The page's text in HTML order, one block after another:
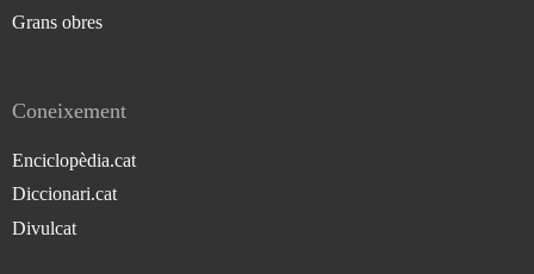
Grans obres
Coneixement
Enciclopèdia.cat
Diccionari.cat
Divulcat